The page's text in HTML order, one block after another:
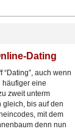
Dating
auch wenn
häufiger eine
zweit unterm
gleich, bis auf den
mit dem
denn nun